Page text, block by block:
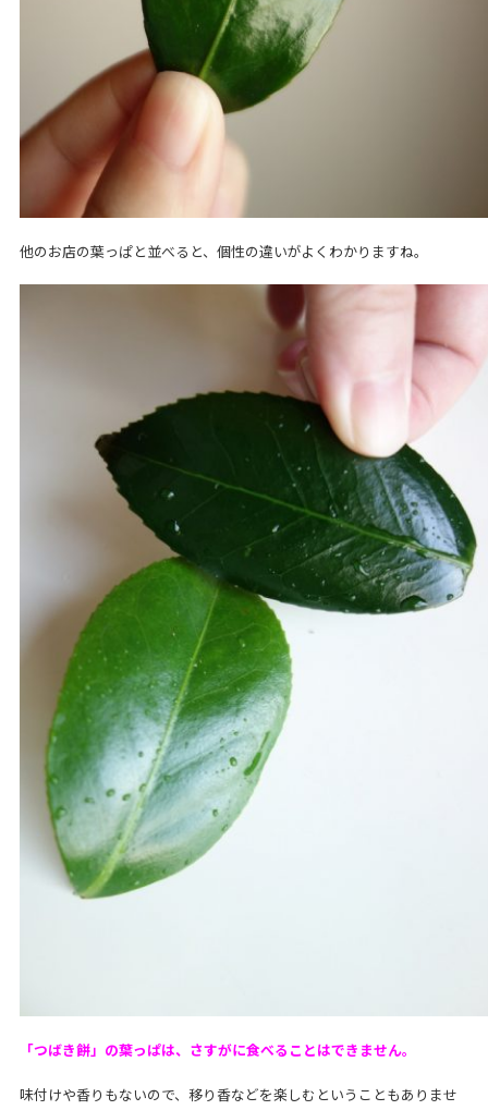
他のお店の葉っぱと並べると、個性の違いがよくわかりますね。
「つばき餅」の葉っぱは、さすがに食べることはできません。
味付けや香りもないので、移り香などを楽しむということもありませ